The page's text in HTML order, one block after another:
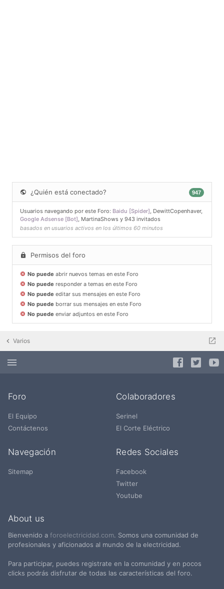
¿Quién está conectado? 947
Usuarios navegando por este Foro: Baidu [Spider], DewittCopenhaver,
Google Adsense [Bot], MartinaShows y 943 invitados
basados en usuarios activos en los últimos 60 minutos
Permisos del foro
No puede abrir nuevos temas en este Foro
No puede responder a temas en este Foro
No puede editar sus mensajes en este Foro
No puede borrar sus mensajes en este Foro
No puede enviar adjuntos en este Foro
Varios
Foro
El Equipo
Contáctenos
Colaboradores
Serinel
El Corte Eléctrico
Navegación
Sitemap
Redes Sociales
Facebook
Twitter
Youtube
About us
Bienvenido a foroelectricidad.com. Somos una comunidad de
profesionales y aficionados al mundo de la electricidad.
Para participar, puedes registrate en la comunidad y en pocos
clicks podrás disfrutar de todas las características del foro.